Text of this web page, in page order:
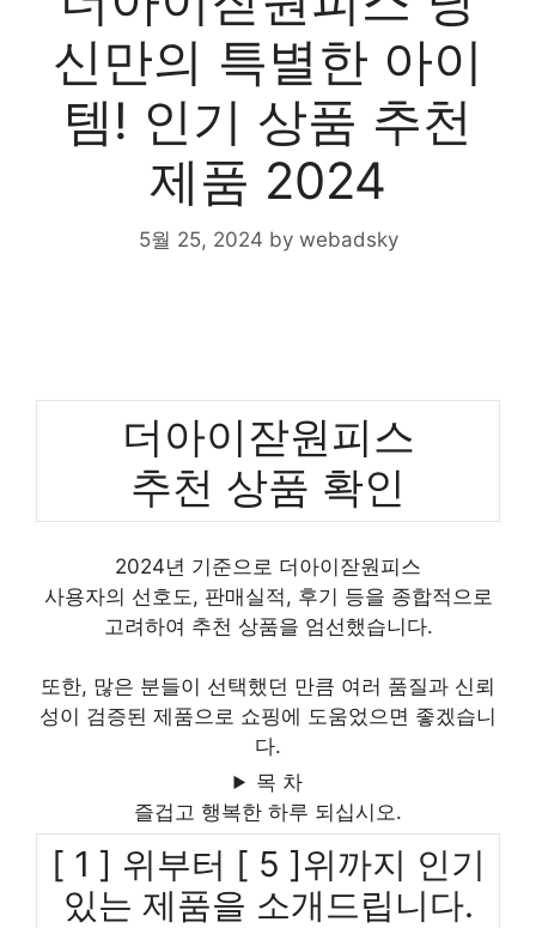
신만의 특별한 아이
템! 인기 상품 추천
제품 2024
5월 25, 2024 by webadsky
더아이잗원피스
추천 상품 확인
2024년 기준으로 더아이잗원피스
사용자의 선호도, 판매실적, 후기 등을 종합적으로
고려하여 추천 상품을 엄선했습니다.
또한, 많은 분들이 선택했던 만큼 여러 품질과 신뢰
성이 검증된 제품으로 쇼핑에 도움었으면 좋겠습니
다.
목 차
즐겁고 행복한 하루 되십시오.
[ 1 ] 위부터 [ 5 ]위까지 인기
있는 제품을 소개드립니다.